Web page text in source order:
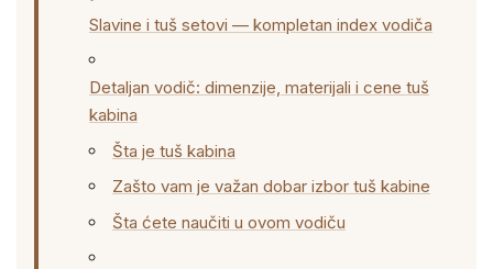
Slavine i tuš setovi — kompletan index vodiča
Detaljan vodič: dimenzije, materijali i cene tuš
kabina
Šta je tuš kabina
Zašto vam je važan dobar izbor tuš kabine
Šta ćete naučiti u ovom vodiču